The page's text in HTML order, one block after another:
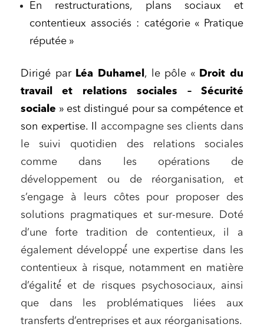
En restructurations, plans sociaux et
contentieux associés : catégorie « Pratique
réputée »
Dirigé par Léa Duhamel , le pôle «
Droit du
travail et relations sociales – Sécurité
sociale » est distingué pour sa compétence et
son expertise. Il accompagne ses clients dans
le suivi quotidien des relations sociales
comme dans les opérations de
développement ou de réorganisation, et
s’engage à leurs côtes pour proposer des
solutions pragmatiques et sur-mesure. Doté
d’une forte tradition de contentieux, il a
également développé́ une expertise dans les
contentieux à risque, notamment en matière
d’égalité́ et de risques psychosociaux, ainsi
que dans les problématiques liées aux
transferts d’entreprises et aux réorganisations.